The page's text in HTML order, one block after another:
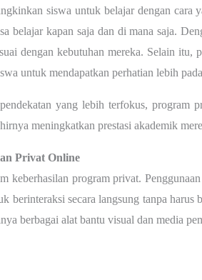
siswa untuk belajar dengan
belajar kapan saja dan di mana saja.
dengan kebutuhan mereka. Selain
untuk mendapatkan perhatian lebih
yang lebih terfokus, program
meningkatkan prestasi akademik
Privat Online
keberhasilan program privat.
berinteraksi secara langsung tanpa
berbagai alat bantu visual dan media